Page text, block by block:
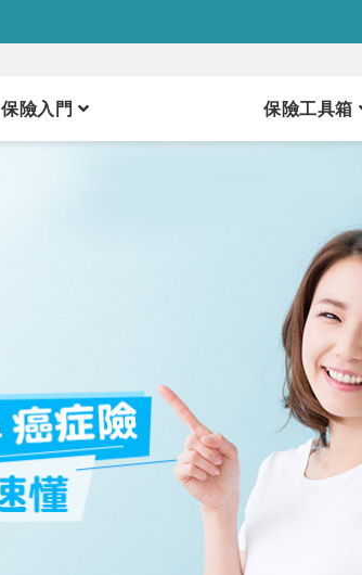
保險入門 保險工具箱